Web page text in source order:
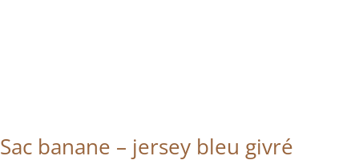
Sac banane – jersey bleu givré